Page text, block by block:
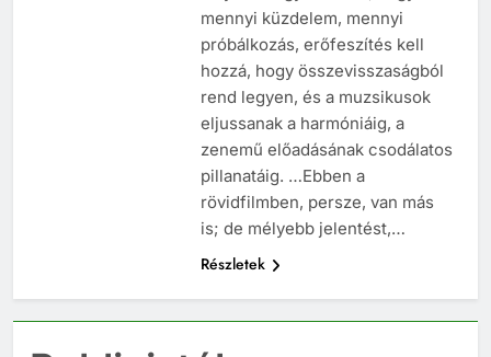
milyen is egy zenekar, hogy
mennyi küzdelem, mennyi
próbálkozás, erőfeszítés kell
hozzá, hogy összevisszaságból
rend legyen, és a muzsikusok
eljussanak a harmóniáig, a
zenemű előadásának csodálatos
pillanatáig. …Ebben a
rövidfilmben, persze, van más